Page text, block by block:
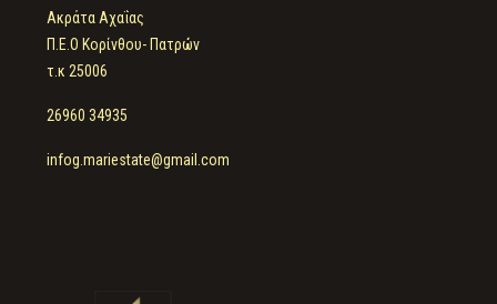
Ακράτα Αχαΐας
Π.Ε.Ο Κορίνθου- Πατρών
τ.κ 25006
26960 34935
infog.mariestate@gmail.com